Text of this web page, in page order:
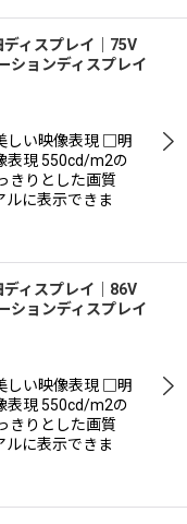
ィスプレイ｜75V
ションディスプレイ
しい映像表現 □明
表現 550cd/m2の
きりとした画質
ルに表示できま
ィスプレイ｜86V
ションディスプレイ
しい映像表現 □明
表現 550cd/m2の
きりとした画質
ルに表示できま